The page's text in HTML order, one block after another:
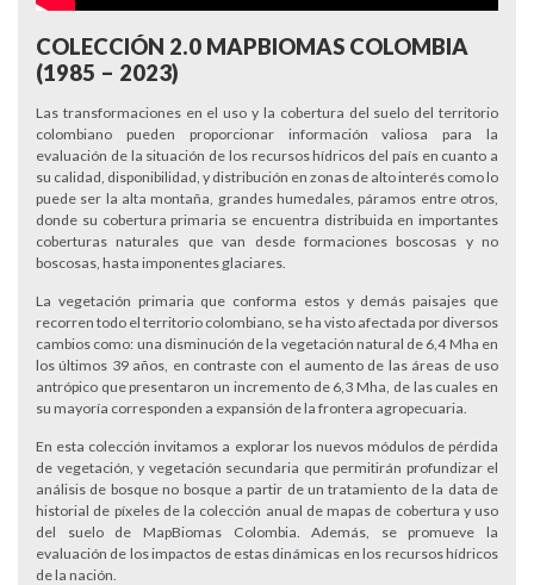
COLECCIÓN 2.0 MAPBIOMAS COLOMBIA
(1985 – 2023)
Las transformaciones en el uso y la cobertura del suelo del territorio
colombiano pueden proporcionar información valiosa para la
evaluación de la situación de los recursos hídricos del país en cuanto a
su calidad, disponibilidad, y distribución en zonas de alto interés como lo
puede ser la alta montaña, grandes humedales, páramos entre otros,
donde su cobertura primaria se encuentra distribuida en importantes
coberturas naturales que van desde formaciones boscosas y no
boscosas, hasta imponentes glaciares.
La vegetación primaria que conforma estos y demás paisajes que
recorren todo el territorio colombiano, se ha visto afectada por diversos
cambios como: una disminución de la vegetación natural de 6,4 Mha en
los últimos 39 años, en contraste con el aumento de las áreas de uso
antrópico que presentaron un incremento de 6,3 Mha, de las cuales en
su mayoría corresponden a expansión de la frontera agropecuaria.
En esta colección invitamos a explorar los nuevos módulos de pérdida
de vegetación, y vegetación secundaria que permitirán profundizar el
análisis de bosque no bosque a partir de un tratamiento de la data de
historial de píxeles de la colección anual de mapas de cobertura y uso
del suelo de MapBiomas Colombia. Además, se promueve la
evaluación de los impactos de estas dinámicas en los recursos hídricos
de la nación.